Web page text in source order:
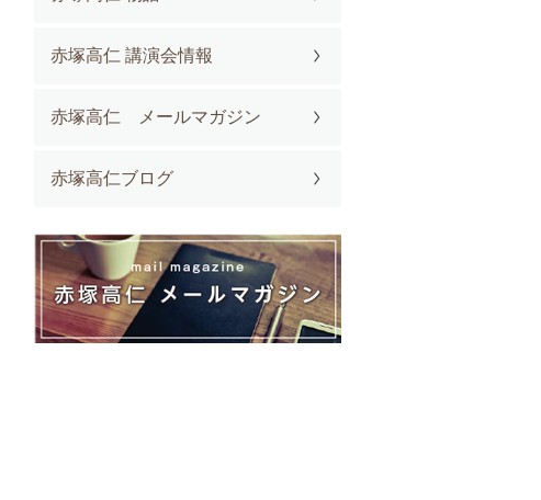
赤塚高仁 講演会情報
赤塚高仁 メールマガジン
赤塚高仁ブログ